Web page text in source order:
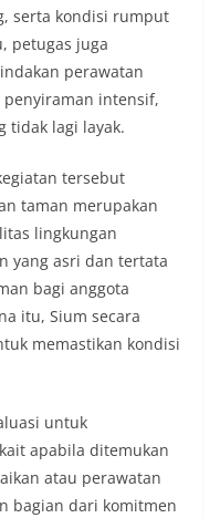
serta kondisi rumput
petugas juga
perawatan
intensif,
tidak lagi layak.
tersebut
taman merupakan
lingkungan
yang asri dan tertata
bagi anggota
itu, Sium secara
memastikan kondisi
untuk
apabila ditemukan
atau perawatan
bagian dari komitmen